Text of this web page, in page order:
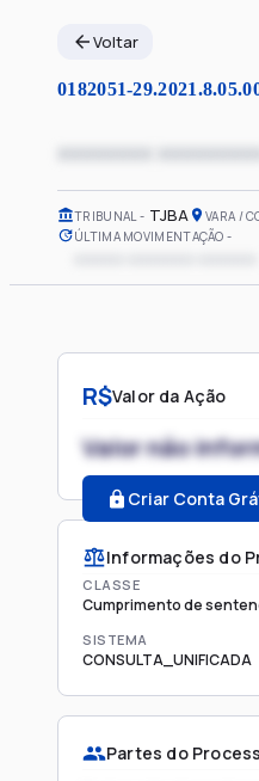
Voltar
0182051-
xxxxxxxx
TRIBUNAL TJBA VARA /
ÚLTIMA MOVIMENTAÇÃO
R$Valor da Ação
Valor não
Criar Conta
Informações do
CLASSE
Cumprimento de
SISTEMA
CONSULTA_UNIFICADA
Partes do